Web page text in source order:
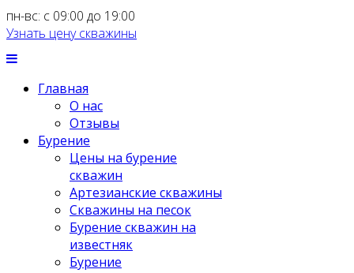
пн-вс: с 09:00 до 19:00
Узнать цену скважины
Главная
О нас
Отзывы
Бурение
Цены на бурение
скважин
Артезианские скважины
Скважины на песок
Бурение скважин на
известняк
Бурение